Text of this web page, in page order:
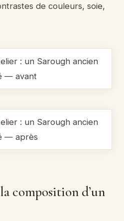
de couleurs, soie,
composition d’un